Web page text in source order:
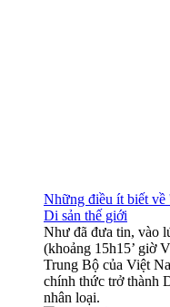
Những điều ít biết về
Di sản thế giới
Như đã đưa tin, vào
(khoảng 15h15’ giờ
Trung Bộ của Việt
chính thức trở thành
nhân loại.